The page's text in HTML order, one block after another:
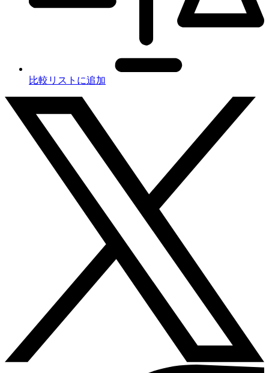
比較リストに追加